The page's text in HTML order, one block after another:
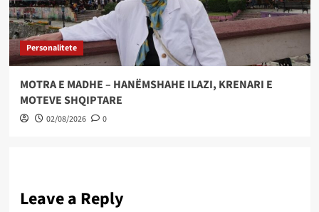
Personalitete
MOTRA E MADHE – HANËMSHAHE ILAZI, KRENARI E
MOTEVE SHQIPTARE
02/08/2026 0
Leave a Reply